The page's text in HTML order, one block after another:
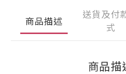
商品描述
送貨及付
式
商品描